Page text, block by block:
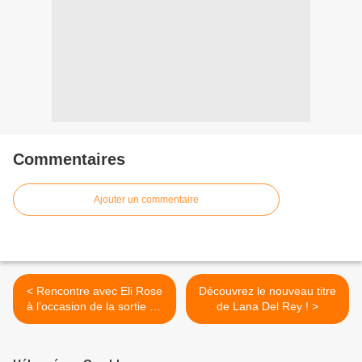
Commentaires
Ajouter un commentaire
< Rencontre avec Eli Rose
à l’occasion de la sortie de
son nouveau single !
Découvrez le nouveau titre
de Lana Del Rey ! >